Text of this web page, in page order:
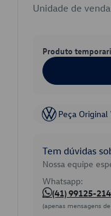
Unidade de
Produto
Peça
Tem dúvidas
Nossa equipe
Whatsapp:
(41) 99125-
(apenas mensagens